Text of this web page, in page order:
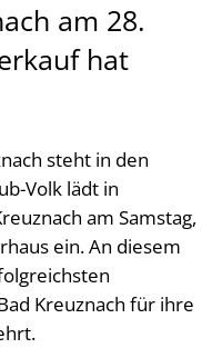
am 28.
hat
steht in den
Volk lädt in
am Samstag,
ein. An diesem
Kreuznach für ihre